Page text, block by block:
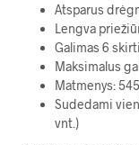
Atsparus
Lengva
Galimas 6
Maksimalus
Matmenys:
Sudedami
vnt.)